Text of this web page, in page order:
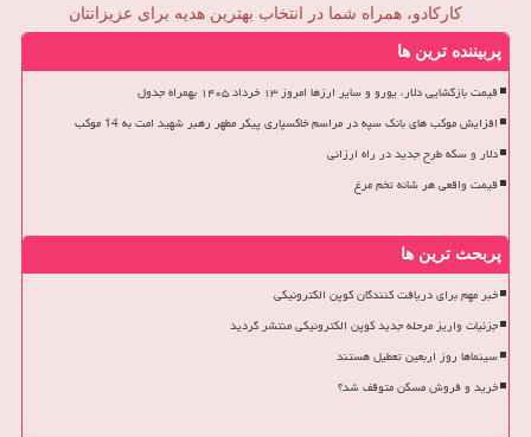
کارکادو، همراه شما در انتخاب بهترین هدیه برای عزیزانتان
پربیننده ترین ها
قیمت بازگشایی دلار، یورو و سایر ارزها امروز ۱۳ خرداد ۱۴۰۵ بهمراه جدول
افزایش موکب های بانک سپه در مراسم خاکسپاری پیکر مطهر رهبر شهید امت به 14 موکب
دلار و سکه طرح جدید در راه ارزانی
قیمت واقعی هر شانه تخم مرغ
پربحث ترین ها
خبر مهم برای دریافت کنندگان کوپن الکترونیکی
جزئیات واریز مرحله جدید کوپن الکترونیکی منتشر گردید
سینماها روز اربعین تعطیل هستند
خرید و فروش مسکن متوقف شد؟